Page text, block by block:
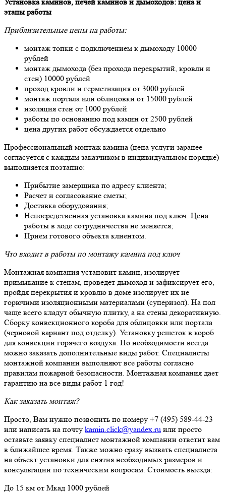
Установка каминов, печей каминов и дымоходов: цена и
этапы работы
Приблизительные цены на работы:
монтаж топки с подключением к дымоходу 10000
рублей
монтаж дымохода (без прохода перекрытий, кровли и
стен) 10000 рублей
проход кровли и герметизация от 3000 рублей
монтаж портала или облицовки от 15000 рублей
изоляция стен от 1000 рублей
работы по основанию под камин от 2500 рублей
цена других работ обсуждается отдельно
Профессиональный монтаж камина (цена услуги заранее
согласуется с каждым заказчиком в индивидуальном порядке)
выполняется поэтапно:
Прибытие замерщика по адресу клиента;
Расчет и согласование сметы;
Доставка оборудования;
Непосредственная установка камина под ключ. Цена
работы в ходе сотрудничества не меняется;
Прием готового объекта клиентом.
Что входит в работы по монтажу камина под ключ
Монтажная компания установит камин, изолирует
примыкание к стенам, проведет дымоход и зафиксирует его,
пройдя перекрытия и кровлю в доме изолирует их не
горючими изоляционными материалами (суперизол). На пол
чаще всего кладут обычную плитку, а на стены декоративную.
Сборку конвекционного короба для облицовки или портала
(черновой вариант под отделку). Установку решеток в короб
для конвекции горячего воздуха. По необходимости всегда
можно заказать дополнительные виды работ. Специалисты
монтажной компании выполняют все работы согласно
правилам пожарной безопасности. Монтажная компания дает
гарантию на все виды работ 1 год!
Как заказать монтаж?
Просто, Вам нужно позвонить по номеру +7 (495) 589-44-23
или написать на почту kamin.click@yandex.ru или просто
оставьте заявку специалист монтажной компании ответит вам
в ближайшее время. Также можно сразу вызвать специалиста
на объект установки для снятия необходимых размеров и
консультации по техническим вопросам. Стоимость выезда:
До 15 км от Мкад 1000 рублей